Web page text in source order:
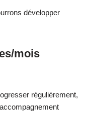
développer
mois
régulièrement,